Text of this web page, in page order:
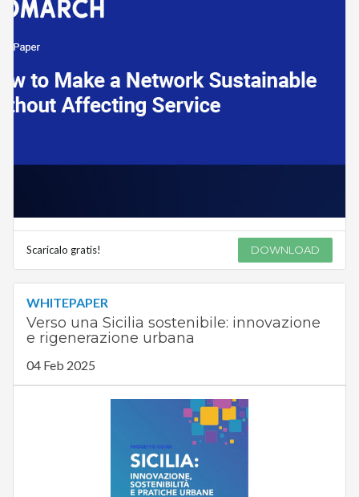
Scaricalo gratis! DOWNLOAD
WHITEPAPER
Verso una Sicilia sostenibile: innovazione
e rigenerazione urbana
04 Feb 2025